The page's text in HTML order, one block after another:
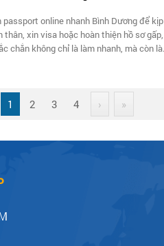
passport online nhanh Bình Dương để kịp
xin visa hoặc hoàn thiện hồ sơ gấp,
chắn không chỉ là làm nhanh, mà còn là
1 2 3 4 › »